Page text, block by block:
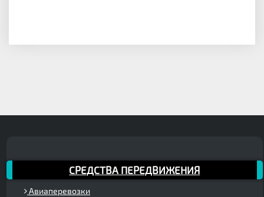
СРЕДСТВА ПЕРЕДВИЖЕНИЯ
Авиаперевозки